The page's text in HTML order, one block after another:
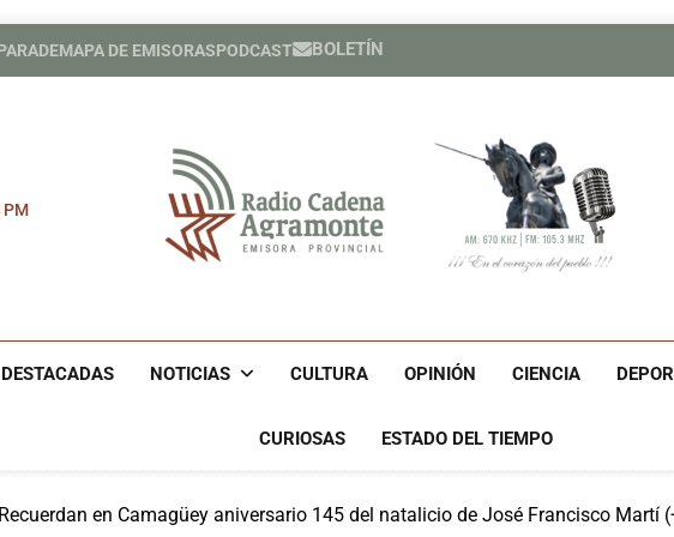
MAPA DE EMISORASPODCAST BOLETÍN
Expertos del Consejo de
Expertos del Consejo de
Héroe
PM
Radio Cadena
DESTACADAS NOTICIAS CULTURA OPINIÓN CIENCIA
CURIOSAS ESTADO DEL TIEMPO
Recuerdan en Camagüey aniversario 145 del natalicio de José Francisco Martí